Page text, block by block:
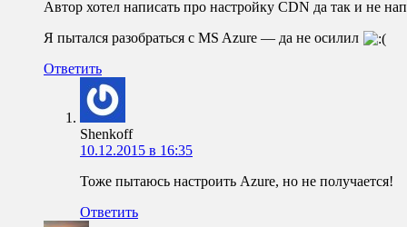
Автор хотел написать про настройку CDN да так и не
Я пытался разобраться с MS Azure — да не осилил
Ответить
Shenkoff
10.12.2015 в 16:35
Тоже пытаюсь настроить Azure, но не получается!
Ответить